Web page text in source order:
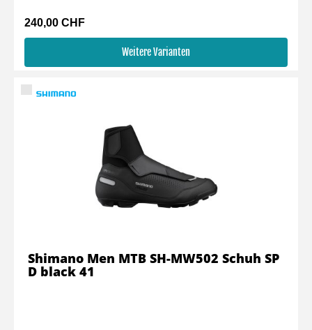
240,00 CHF
Weitere Varianten
Shimano Men MTB SH-MW502 Schuh SP
D black 41